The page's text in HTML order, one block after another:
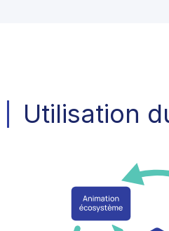
Utilisation